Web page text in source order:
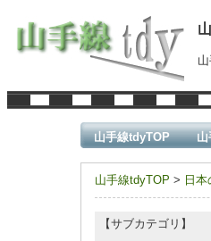
山手線tdyTOP 山
山手線tdyTOP > 日
【サブカテゴリ】